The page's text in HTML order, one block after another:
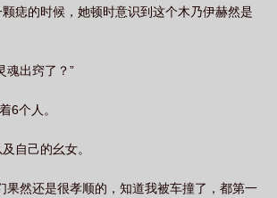
痣的时候，她顿时意识到这个木乃伊赫然是
魂出窍了？”
6个人。
自己的幺女。
果然还是很孝顺的，知道我被车撞了，都第一